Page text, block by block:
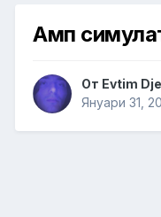
Амп
От Evtim
Януари 31,